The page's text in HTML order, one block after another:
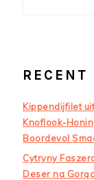
RECENT
Kippendijfilet
Knoflook-
Boordevol
Cytryny
Deser na